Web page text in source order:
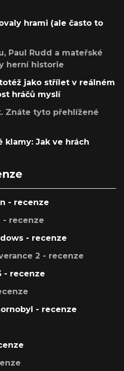
hrami (ale často to
Paul Rudd a mateřské
herní historie
jako střílet v reálném
hráčů myslí
Znáte tyto přehlížené
klamy: Jak ve hrách
- recenze
- recenze
- recenze
2 - recenze
- recenze
- recenze